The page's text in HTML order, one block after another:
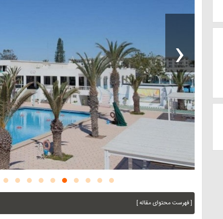
‹
[ فهرست محتوای مقاله ]